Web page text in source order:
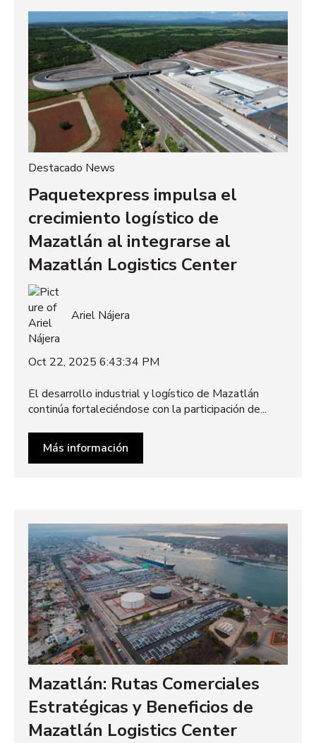
Destacado News
Paquetexpress impulsa el
crecimiento logístico de
Mazatlán al integrarse al
Mazatlán Logistics Center
Ariel Nájera
Oct 22, 2025 6:43:34 PM
El desarrollo industrial y logístico de Mazatlán
continúa fortaleciéndose con la participación de...
Más información
Mazatlán: Rutas Comerciales
Estratégicas y Beneficios de
Mazatlán Logistics Center